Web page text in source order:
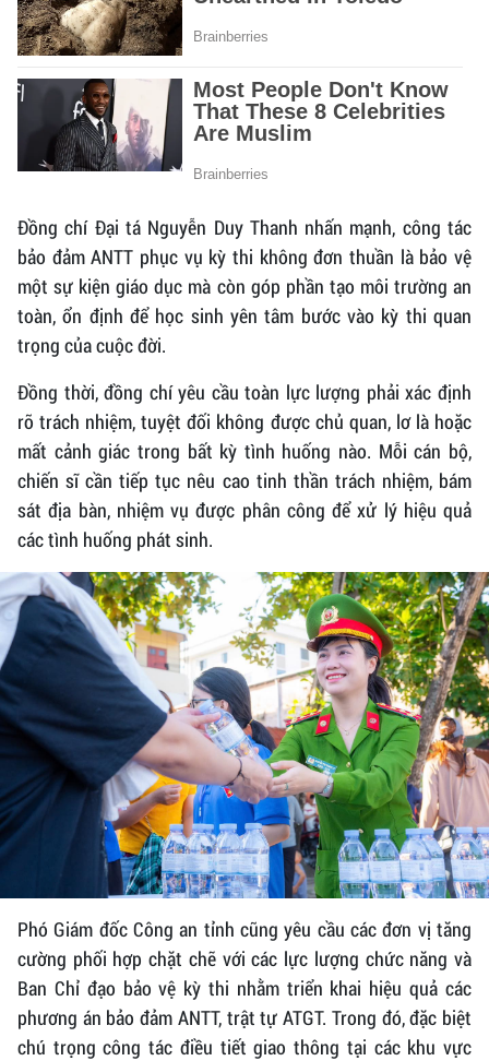
Đồng chí Đại tá Nguyễn Duy Thanh nhấn mạnh, công tác
bảo đảm ANTT phục vụ kỳ thi không đơn thuần là bảo vệ
một sự kiện giáo dục mà còn góp phần tạo môi trường an
toàn, ổn định để học sinh yên tâm bước vào kỳ thi quan
trọng của cuộc đời.
Đồng thời, đồng chí yêu cầu toàn lực lượng phải xác định
rõ trách nhiệm, tuyệt đối không được chủ quan, lơ là hoặc
mất cảnh giác trong bất kỳ tình huống nào. Mỗi cán bộ,
chiến sĩ cần tiếp tục nêu cao tinh thần trách nhiệm, bám
sát địa bàn, nhiệm vụ được phân công để xử lý hiệu quả
các tình huống phát sinh.
Phó Giám đốc Công an tỉnh cũng yêu cầu các đơn vị tăng
cường phối hợp chặt chẽ với các lực lượng chức năng và
Ban Chỉ đạo bảo vệ kỳ thi nhằm triển khai hiệu quả các
phương án bảo đảm ANTT, trật tự ATGT. Trong đó, đặc biệt
chú trọng công tác điều tiết giao thông tại các khu vực